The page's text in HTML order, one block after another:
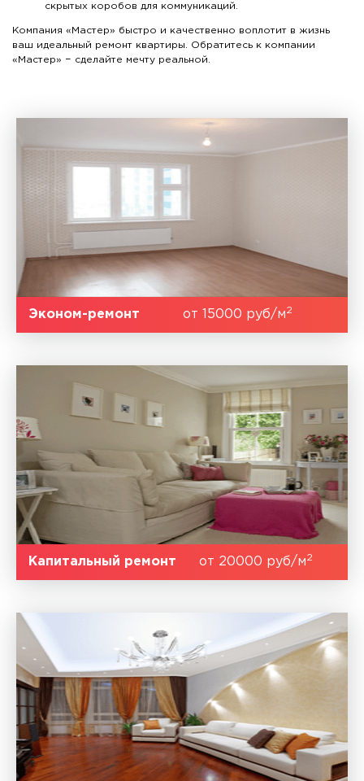
скрытых коробов для коммуникаций.
Компания «Мастер» быстро и качественно воплотит в жизнь
ваш идеальный ремонт квартиры. Обратитесь к компании
«Мастер» − сделайте мечту реальной.
Эконом-ремонт от 15000 руб/м2
Капитальный ремонт от 20000 руб/м2